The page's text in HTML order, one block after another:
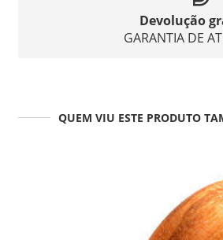
Devolução
GARANTIA DE
QUEM VIU ESTE PRODUTO